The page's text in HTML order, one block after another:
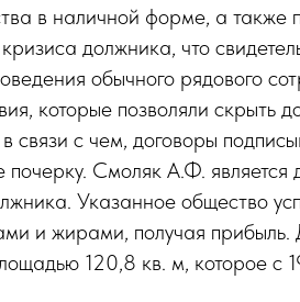
в наличной форме, а также
должника, что
обычного рядового
которые позволяли скрыть
с чем, договоры
Смоляк А.Ф.
Указанное общество
и жирами, получая прибыль.
120,8 кв. м, которое